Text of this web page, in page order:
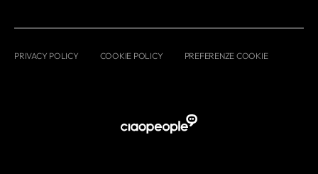
PRIVACY POLICY COOKIE POLICY PREFERENZE COOKIE